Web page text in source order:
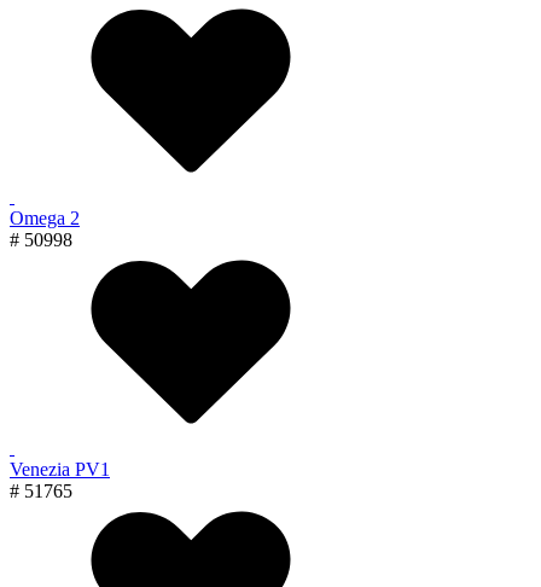
Omega 2
# 50998
Venezia PV1
# 51765